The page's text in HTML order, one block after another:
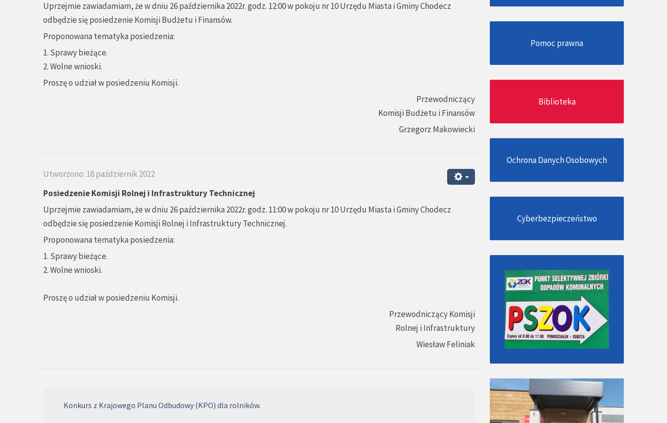
Uprzejmie zawiadamiam, że w dniu 26 października 2022r. godz. 12:00 w pokoju nr 10 Urzędu Miasta i Gminy Chodecz
odbędzie się posiedzenie Komisji Budżetu i Finansów.
Proponowana tematyka posiedzenia:
1. Sprawy bieżące.
2. Wolne wnioski.
Proszę o udział w posiedzeniu Komisji.
Przewodniczący
Komisji Budżetu i Finansów
Grzegorz Makowiecki
Utworzono: 18 październik 2022
Posiedzenie Komisji Rolnej i Infrastruktury Technicznej
Uprzejmie zawiadamiam, że w dniu 26 października 2022r. godz. 11:00 w pokoju nr 10 Urzędu Miasta i Gminy Chodecz
odbędzie się posiedzenie Komisji Rolnej i Infrastruktury Technicznej.
Proponowana tematyka posiedzenia:
1. Sprawy bieżące.
2. Wolne wnioski.
Proszę o udział w posiedzeniu Komisji.
Przewodniczący Komisji
Rolnej i Infrastruktury
Wiesław Feliniak
Konkurs z Krajowego Planu Odbudowy (KPO) dla rolników.
Pomoc prawna
Biblioteka
Ochrona Danych Osobowych
Cyberbezpieczeństwo